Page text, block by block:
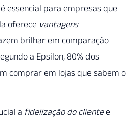
essencial para empresas que
oferece vantagens
brilhar em comparação
a Epsilon, 80% dos
comprar em lojas que sabem o
a fidelização do clientee